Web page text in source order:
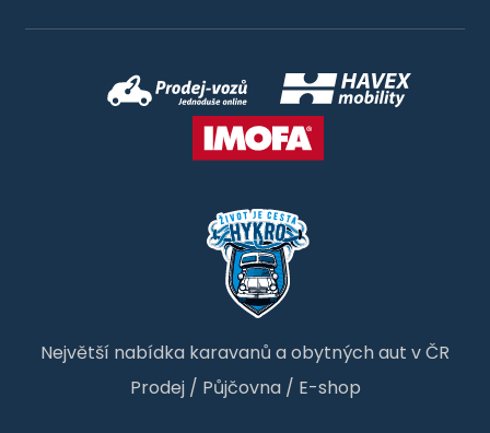
Největší nabídka karavanů a obytných aut v ČR
Prodej/ Půjčovna/ E-shop